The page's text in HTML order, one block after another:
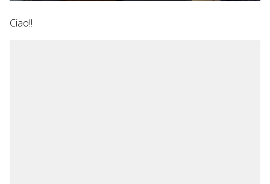
Ciao!!